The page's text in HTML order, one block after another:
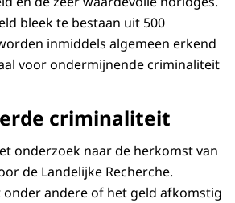
bleek te bestaan uit 500
inmiddels algemeen erkend
voor ondermijnende criminaliteit
criminaliteit
onderzoek naar de herkomst van
de Landelijke Recherche.
andere of het geld afkomstig